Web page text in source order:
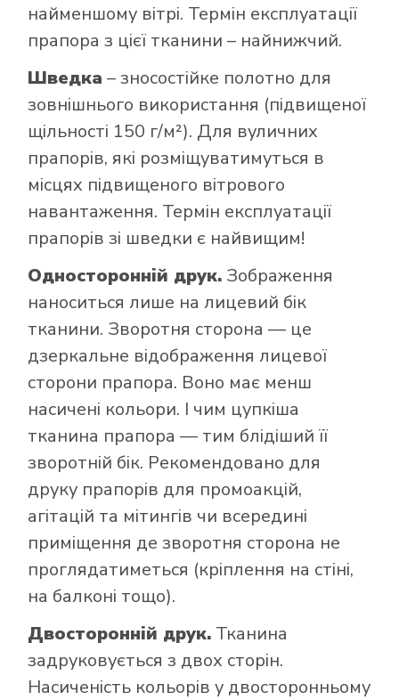
найменшому вітрі. Термін експлуатації
прапора з цієї тканини – найнижчий.
Шведка – зносостійке полотно для
зовнішнього використання (підвищеної
щільності 150 г/м²). Для вуличних
прапорів, які розміщуватимуться в
місцях підвищеного вітрового
навантаження. Термін експлуатації
прапорів зі шведки є найвищим!
Односторонній друк. Зображення
наноситься лише на лицевий бік
тканини. Зворотня сторона — це
дзеркальне відображення лицевої
сторони прапора. Воно має менш
насичені кольори. І чим цупкіша
тканина прапора — тим блідіший її
зворотній бік. Рекомендовано для
друку прапорів для промоакцій,
агітацій та мітингів чи всередині
приміщення де зворотня сторона не
проглядатиметься (кріплення на стіні,
на балконі тощо).
Двосторонній друк. Тканина
задруковується з двох сторін.
Насиченість кольорів у двосторонньому